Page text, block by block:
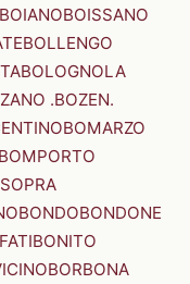
BOIANOBOISSANO
BOLLENGO
BOLOGNOLA
.BOZEN.
BOMARZO
BOMPORTO
BONDOBONDONE
BONITO
BORBONA